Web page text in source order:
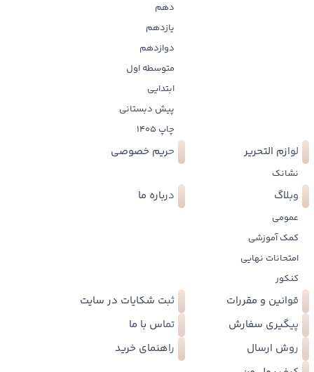
دهم
یازدهم
دوازدهم
متوسطه اول
ابتدایی
پیش دبستانی
چاپ 1405
لوازم التحریر
نشانک
حریم خصوصی
وبلاگ
عمومی
کمک آموزشی
امتحانات نهایی
کنکور
درباره ما
قوانین و مقررات
ثبت شکایات در سایت
پیگیری سفارش
تماس با ما
روش ارسال
راهنمای خرید